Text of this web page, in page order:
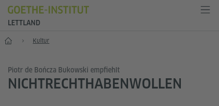
LETTLAND
Start Kultur
Piotr de Bończa Bukowski empfiehlt
NICHTRECHTHABENWOLLEN